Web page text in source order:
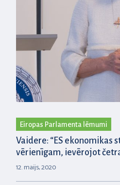
Eiropas Parlamenta lēmumi
Vaidere: “ES ekonomikas
vērienīgam, ievērojot
12. maijs, 2020